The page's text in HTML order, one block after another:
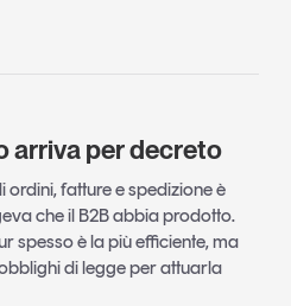
arriva per decreto
fatture e spedizione è
che il B2B abbia prodotto.
spesso è la più efficiente, ma
di legge per attuarla